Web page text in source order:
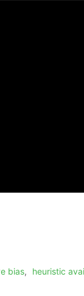
bias, heuristic